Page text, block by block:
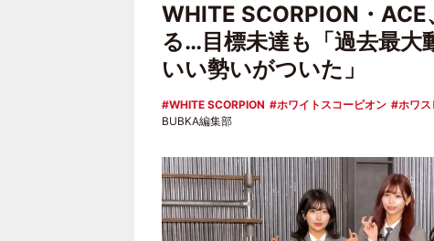
WHITE SCORPION・
る…目標未達も「過去最大
いい勢いがついた」
WHITE SCORPION ホワイトスコーピオン
ホワス
BUBKA編集部